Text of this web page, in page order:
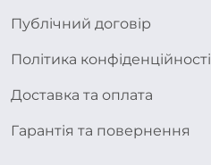
Публічний договір
Політика конфіденційності
Доставка та оплата
Гарантія та повернення